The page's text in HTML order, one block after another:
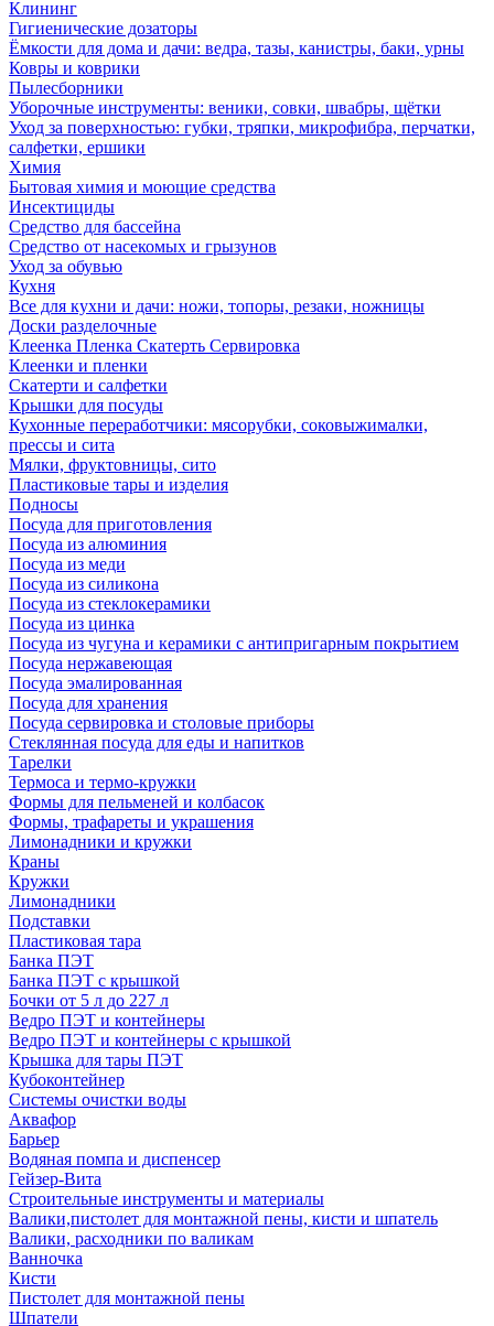
Клининг
Гигиенические дозаторы
Ёмкости для дома и дачи: ведра, тазы, канистры, баки, урны
Ковры и коврики
Пылесборники
Уборочные инструменты: веники, совки, швабры, щётки
Уход за поверхностью: губки, тряпки, микрофибра, перчатки,
салфетки, ершики
Химия
Бытовая химия и моющие средства
Инсектициды
Средство для бассейна
Средство от насекомых и грызунов
Уход за обувью
Кухня
Все для кухни и дачи: ножи, топоры, резаки, ножницы
Доски разделочные
Клеенка Пленка Скатерть Сервировка
Клеенки и пленки
Скатерти и салфетки
Крышки для посуды
Кухонные переработчики: мясорубки, соковыжималки,
прессы и сита
Мялки, фруктовницы, сито
Пластиковые тары и изделия
Подносы
Посуда для приготовления
Посуда из алюминия
Посуда из меди
Посуда из силикона
Посуда из стеклокерамики
Посуда из цинка
Посуда из чугуна и керамики с антипригарным покрытием
Посуда нержавеющая
Посуда эмалированная
Посуда для хранения
Посуда сервировка и столовые приборы
Стеклянная посуда для еды и напитков
Тарелки
Термоса и термо-кружки
Формы для пельменей и колбасок
Формы, трафареты и украшения
Лимонадники и кружки
Краны
Кружки
Лимонадники
Подставки
Пластиковая тара
Банка ПЭТ
Банка ПЭТ с крышкой
Бочки от 5 л до 227 л
Ведро ПЭТ и контейнеры
Ведро ПЭТ и контейнеры с крышкой
Крышка для тары ПЭТ
Кубоконтейнер
Системы очистки воды
Аквафор
Барьер
Водяная помпа и диспенсер
Гейзер-Вита
Строительные инструменты и материалы
Валики,пистолет для монтажной пены, кисти и шпатель
Валики, расходники по валикам
Ванночка
Кисти
Пистолет для монтажной пены
Шпатели